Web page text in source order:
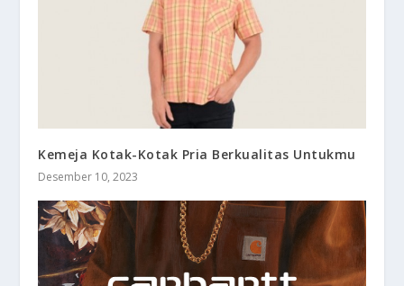
Kemeja Kotak-Kotak Pria Berkualitas Untukmu
Desember 10, 2023